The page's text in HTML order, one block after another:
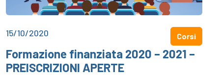
15/10/2020 Corsi
Formazione finanziata 2020 – 2021 –
PREISCRIZIONI APERTE